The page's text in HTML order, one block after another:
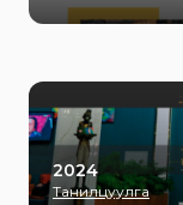
2024
Танилцуулга